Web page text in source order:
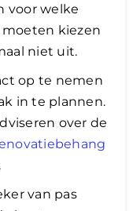
voor welke
kiezen
niet uit.
op te nemen
in te plannen.
over de
van pas